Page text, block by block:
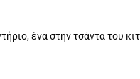
ένα στην τσάντα του